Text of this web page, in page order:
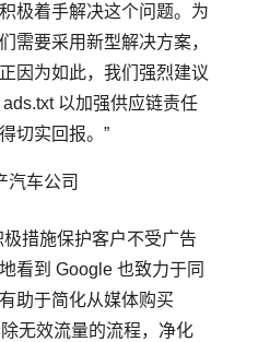
极着手解决这个问题。为
需要采用新型解决方案，
因为如此，我们强烈建议
以加强供应链责任
切实回报。”
汽车公司
措施保护客户不受广告
看到 Google 也致力于同
助于简化从媒体购买
无效流量的流程，净化